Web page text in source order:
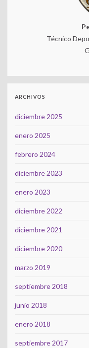
Técnico
ARCHIVOS
diciembre 2025
enero 2025
febrero 2024
diciembre 2023
enero 2023
diciembre 2022
diciembre 2021
diciembre 2020
marzo 2019
septiembre 2018
junio 2018
enero 2018
septiembre 2017